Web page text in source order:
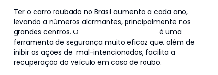
Ter o carro roubado no Brasil aumenta a cada ano,
levando a números alarmantes, principalmente nos
grandes centros. O
é uma
ferramenta de segurança muito eficaz que, além de
inibir as ações de mal-intencionados, facilita a
recuperação do veículo em caso de roubo.